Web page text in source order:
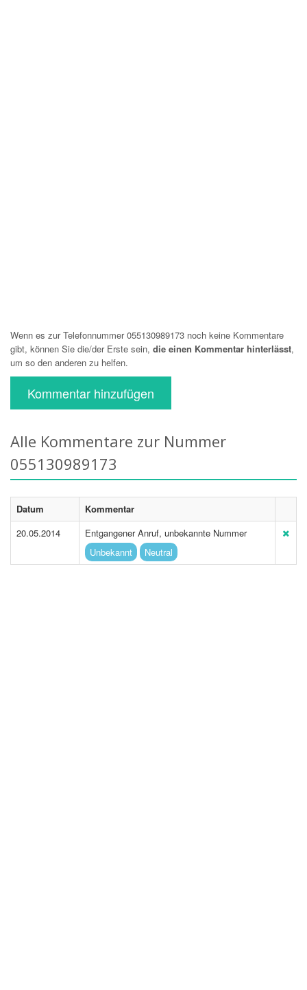
Wenn es zur Telefonnummer 055130989173 noch keine Kommentare
gibt, können Sie die/der Erste sein, die einen Kommentar hinterlässt,
um so den anderen zu helfen.
Kommentar hinzufügen
Alle Kommentare zur Nummer
055130989173
Datum
Kommentar
20.05.2014
Entgangener Anruf, unbekannte Nummer
Unbekannt
Neutral